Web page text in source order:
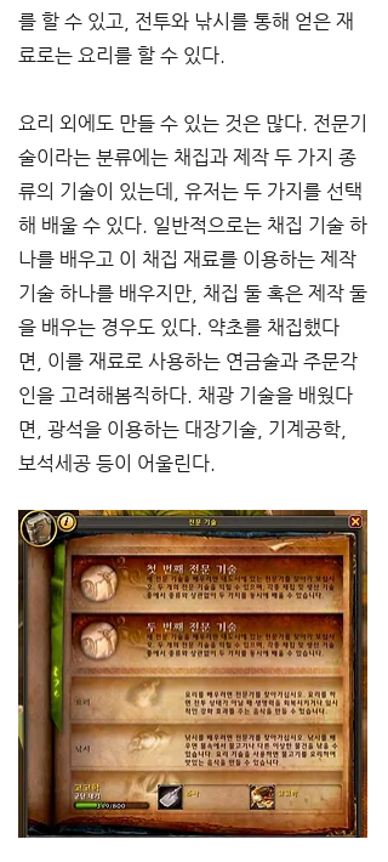
를 할 수 있고, 전투와 낚시를 통해 얻은 재
료로는 요리를 할 수 있다.
요리 외에도 만들 수 있는 것은 많다. 전문기
술이라는 분류에는 채집과 제작 두 가지 종
류의 기술이 있는데, 유저는 두 가지를 선택
해 배울 수 있다. 일반적으로는 채집 기술 하
나를 배우고 이 채집 재료를 이용하는 제작
기술 하나를 배우지만, 채집 둘 혹은 제작 둘
을 배우는 경우도 있다. 약초를 채집했다
면, 이를 재료로 사용하는 연금술과 주문각
인을 고려해봄직하다. 채광 기술을 배웠다
면, 광석을 이용하는 대장기술, 기계공학,
보석세공 등이 어울린다.